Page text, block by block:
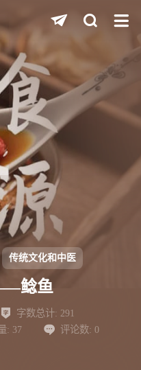
式
传统文化和中医
鲶鱼
字数总计: 291
: 37 评论数: 0